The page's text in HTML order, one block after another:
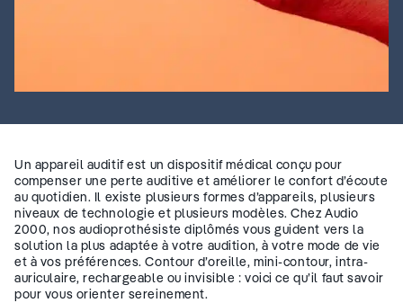
Un appareil auditif est un dispositif médical conçu pour
compenser une perte auditive et améliorer le confort d’écoute
au quotidien. Il existe plusieurs formes d’appareils, plusieurs
niveaux de technologie et plusieurs modèles. Chez Audio
2000, nos audioprothésiste diplômés vous guident vers la
solution la plus adaptée à votre audition, à votre mode de vie
et à vos préférences. Contour d’oreille, mini-contour, intra-
auriculaire, rechargeable ou invisible : voici ce qu’il faut savoir
pour vous orienter sereinement.